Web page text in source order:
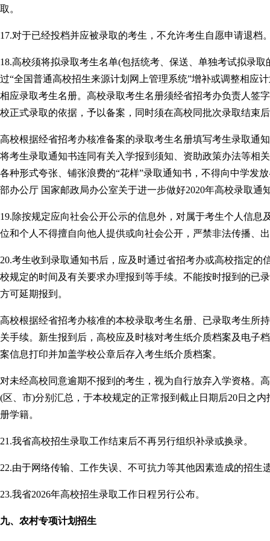
取。
17.对于已经投档并应被录取的考生，不允许考生自愿申请退档
18.高校须将拟录取考生名单(包括统考、保送、单独考试拟录
过“全国普通高校招生来源计划网上管理系统”增补或调整相应
相应录取考生名册。高校录取考生名册须经省招考办负责人签
校正式录取的依据，予以备案，同时须在高校同批次录取结束
高校根据经省招考办核准备案的录取考生名册填写考生录取通
将考生录取通知书连同有关入学报到须知、资助政策办法等相
各种形式夸张、铺张浪费的“花样”录取通知书，不得向中学发
部办公厅 国家邮政局办公室关于进一步做好2020年高校录取通
19.除按规定应向社会公开公示的信息外，对属于考生个人信
位和个人不得擅自向他人提供或向社会公开，严禁非法传播、
20.考生收到录取通知书后，应及时通过省招考办或高校指定
校规定的时间及有关要求办理报到等手续。不能按时报到的已
方可延期报到。
高校根据经省招考办核准的本校录取考生名册、已录取考生所
关手续。新生报到后，高校应及时核对考生纸介质档案及电子
案信息打印并加盖学校公章后存入考生纸介质档案。
对未经高校同意逾期不报到的考生，视为自行放弃入学资格。
(区、市)分别汇总，于本校规定的正常报到截止日期后20日之
册学籍。
21.我省高校招生录取工作结束后不再另行组织补录或换录。
22.由于网络传输、工作失误、不可抗力等其他因素造成的招
23.我省2026年高校招生录取工作日程另行公布。
九、农村专项计划招生